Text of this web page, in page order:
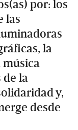
por: los
las
la
música
de la
y,
desde